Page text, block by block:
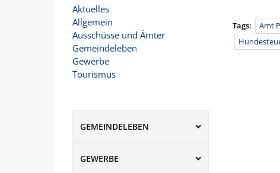
Aktuelles
Allgemein
Ausschüsse und Ämter
Gemeindeleben
Gewerbe
Tourismus
GEMEINDELEBEN
GEWERBE
Tags: Amt